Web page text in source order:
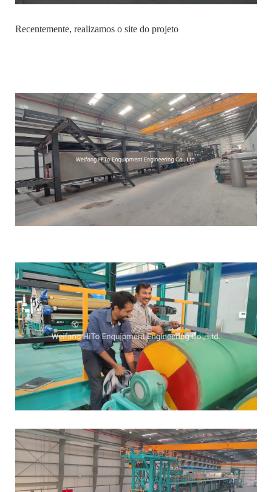
Recentemente, realizamos o site do projeto